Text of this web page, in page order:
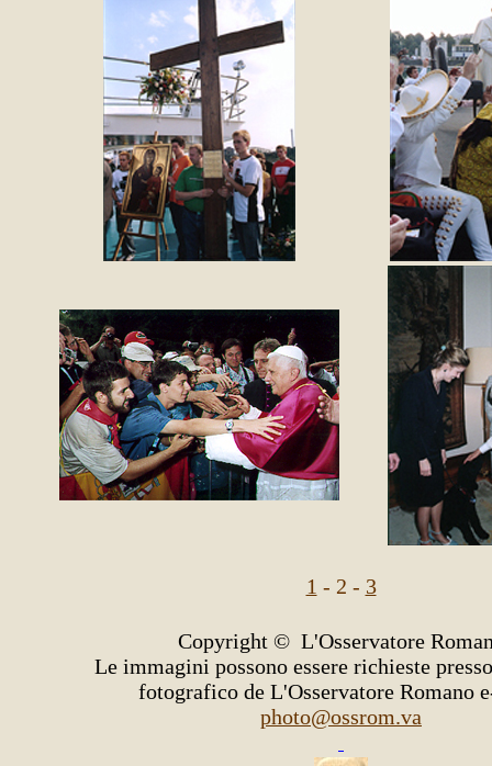
1 - 2 - 3
Copyright © L'Osservatore
Le immagini possono essere richieste
fotografico de L'Osservatore Romano
photo@ossrom.va